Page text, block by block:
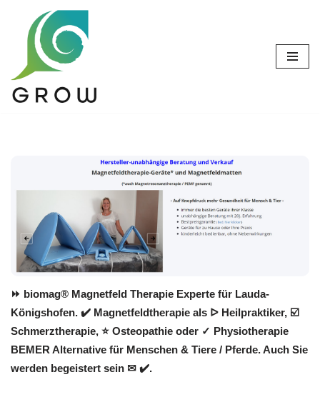
Zum
springen
⏩ biomag® Magnetfeld Therapie Experte für Lauda-
Königshofen. ✔️ Magnetfeldtherapie als ᐅ Heilpraktiker, ☑️
Schmerztherapie, ⭐ Osteopathie oder ✓ Physiotherapie
BEMER Alternative für Menschen & Tiere / Pferde. Auch Sie
werden begeistert sein ✉ ✔️.